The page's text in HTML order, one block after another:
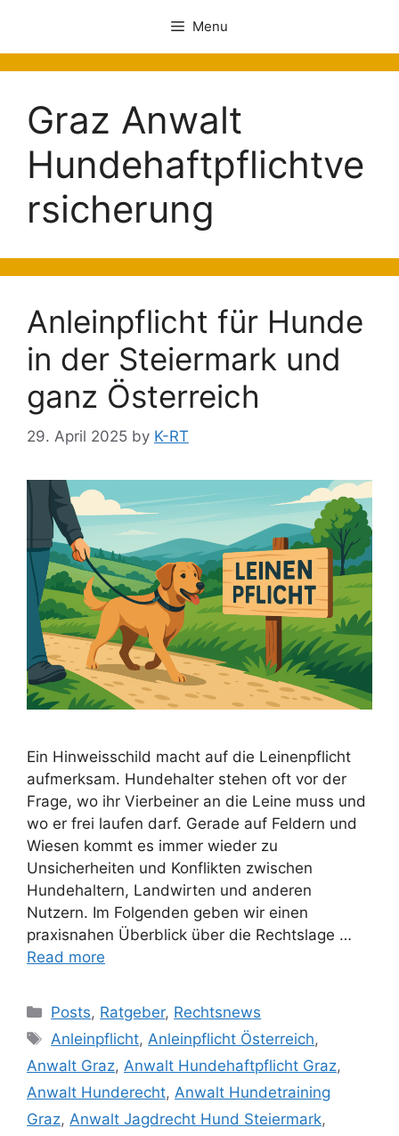
Menu
Graz Anwalt
Hundehaftpflichtve
rsicherung
Anleinpflicht für Hunde
in der Steiermark und
ganz Österreich
29. April 2025 by K-RT
Ein Hinweisschild macht auf die Leinenpflicht
aufmerksam. Hundehalter stehen oft vor der
Frage, wo ihr Vierbeiner an die Leine muss und
wo er frei laufen darf. Gerade auf Feldern und
Wiesen kommt es immer wieder zu
Unsicherheiten und Konflikten zwischen
Hundehaltern, Landwirten und anderen
Nutzern. Im Folgenden geben wir einen
praxisnahen Überblick über die Rechtslage …
Read more
Posts, Ratgeber, Rechtsnews
Anleinpflicht,Anleinpflicht Österreich,
Anwalt Graz, Anwalt Hundehaftpflicht Graz,
Anwalt Hunderecht, Anwalt Hundetraining
Graz, Anwalt Jagdrecht Hund Steiermark,